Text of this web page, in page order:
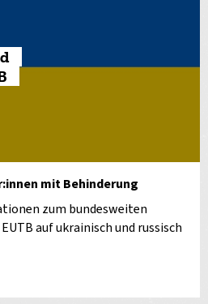
mit Behinderung
zum bundesweiten
auf ukrainisch und russisch